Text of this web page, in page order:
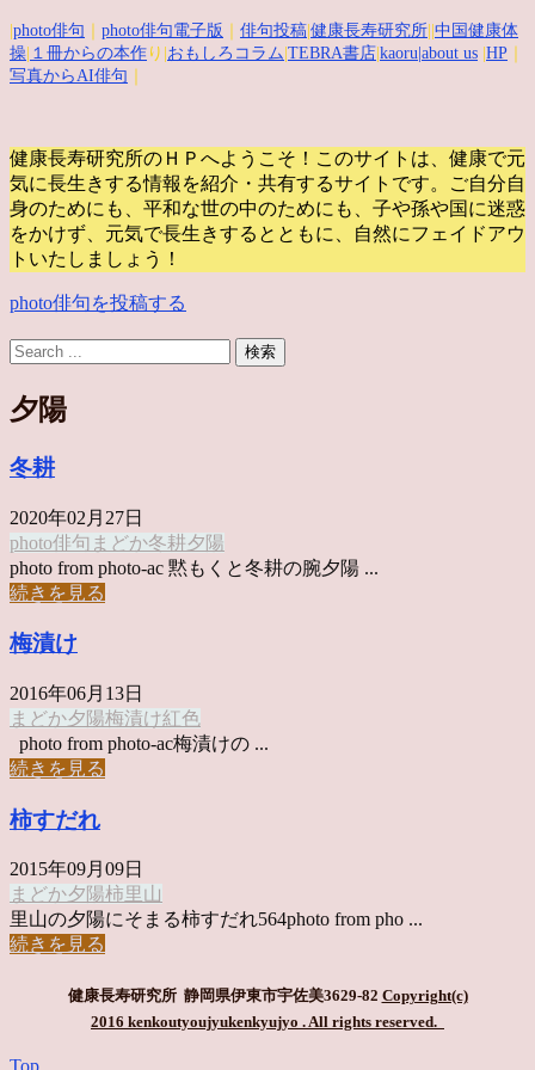
photo俳句 photo俳句電子版 俳句投稿 健康長寿研究所 中国健康体
操 １冊からの本作 り| おもしろコラム TEBRA書店 kaoru |about us HP
写真からAI俳句
健康長寿研究所のＨＰへようこそ！このサイトは、健康で元
気に長生きする情報を紹介・共有するサイトです。
ご自分自
身のためにも、平和な世の中のためにも、子や孫や国に迷惑
をかけず、元気で長生きするとともに、自然にフェイドアウ
トいたしましょう！
photo俳句を投稿する
夕陽
冬耕
2020年02月27日
photo俳句 まどか冬耕夕陽
photo from photo-ac 黙もくと冬耕の腕夕陽 ...
続きを見る
梅漬け
2016年06月13日
まどか夕陽梅漬け紅色
photo from photo-ac梅漬けの ...
続きを見る
柿すだれ
2015年09月09日
まどか夕陽柿里山
里山の夕陽にそまる柿すだれ564photo from pho ...
続きを見る
健康長寿研究所 静岡県伊東市宇佐美3629-82 Copyright(c)
2016 kenkoutyoujyukenkyujyo . All rights reserved.
Top